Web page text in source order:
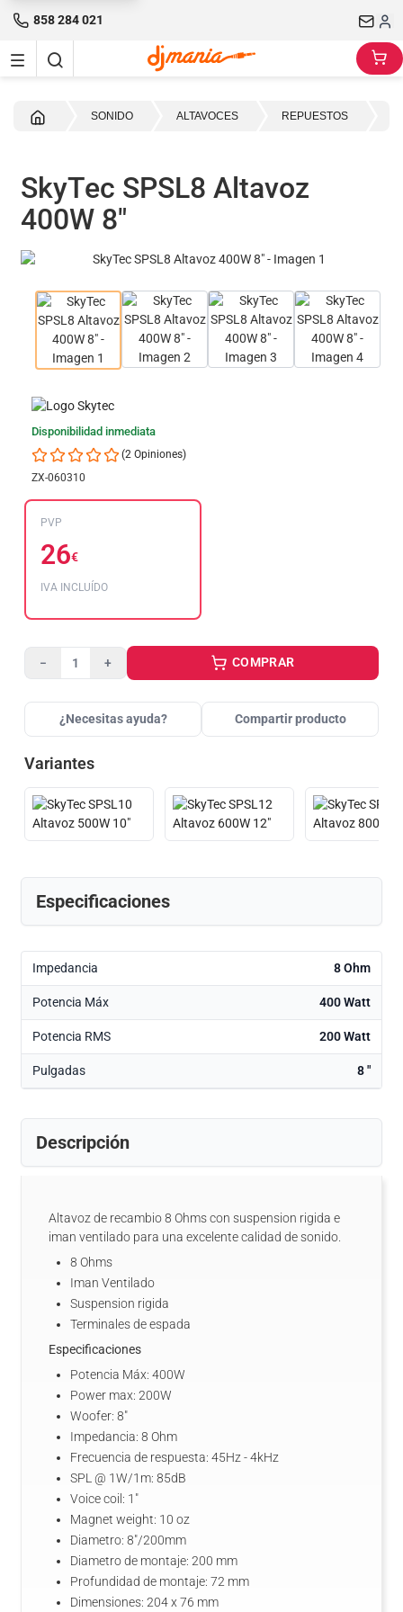
858 284 021
SONIDO ALTAVOCES REPUESTOS
SkyTec SPSL8 Altavoz
400W 8"
Disponibilidad inmediata
(2 Opiniones)
ZX-060310
PVP
26€
IVA INCLUÍDO
− + COMPRAR
¿Necesitas ayuda? Compartir producto
Variantes
Especificaciones
Impedancia 8 Ohm
Potencia Máx 400 Watt
Potencia RMS 200 Watt
Pulgadas 8 "
Descripción
Altavoz de recambio 8 Ohms con suspension rigida e
iman ventilado para una excelente calidad de sonido.
8 Ohms
Iman Ventilado
Suspension rigida
Terminales de espada
Especificaciones
Potencia Máx: 400W
Power max: 200W
Woofer: 8"
Impedancia: 8 Ohm
Frecuencia de respuesta: 45Hz - 4kHz
SPL @ 1W/1m: 85dB
Voice coil: 1"
Magnet weight: 10 oz
Diametro: 8"/200mm
Diametro de montaje: 200 mm
Profundidad de montaje: 72 mm
Dimensiones: 204 x 76 mm